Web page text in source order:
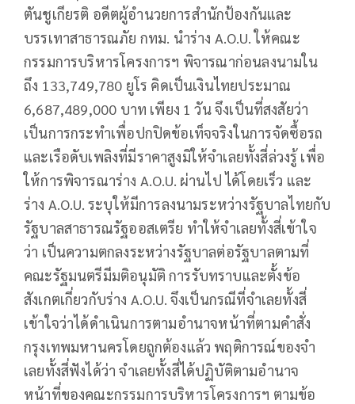
ตันชูเกียรติ อดีตผู้อำนวยการสำนักป้องกันและ
บรรเทาสาธารณภัย กทม. นําร่าง A.O.U. ให้คณะ
กรรมการบริหารโครงการฯ พิจารณาก่อนลงนามใน
ถึง 133,749,780 ยูโร คิดเป็นเงินไทยประมาณ
6,687,489,000 บาท เพียง 1 วัน จึงเป็นที่สงสัยว่า
เป็นการกระทําเพื่อปกปิดข้อเท็จจริงในการจัดซื้อรถ
และเรือดับเพลิงที่มีราคาสูงมิให้จําเลยทั้งสี่ล่วงรู้ เพื่อ
ให้การพิจารณาร่าง A.O.U. ผ่านไป ได้โดยเร็ว และ
ร่าง A.O.U. ระบุให้มีการลงนามระหว่างรัฐบาลไทยกับ
รัฐบาลสาธารณรัฐออสเตรีย ทําให้จําเลยทั้งสี่เข้าใจ
ว่า เป็นความตกลงระหว่างรัฐบาลต่อรัฐบาลตามที่
คณะรัฐมนตรีมีมติอนุมัติ การรับทราบและตั้งข้อ
สังเกตเกี่ยวกับร่าง A.O.U. จึงเป็นกรณีที่จําเลยทั้งสี่
เข้าใจว่าได้ดําเนินการตามอํานาจหน้าที่ตามคําสั่ง
กรุงเทพมหานครโดยถูกต้องแล้ว พฤติการณ์ของจํา
เลยทั้งสี่ฟังได้ว่า จําเลยทั้งสี่ได้ปฏิบัติตามอํานาจ
หน้าที่ของคณะกรรมการบริหารโครงการฯ ตามข้อ